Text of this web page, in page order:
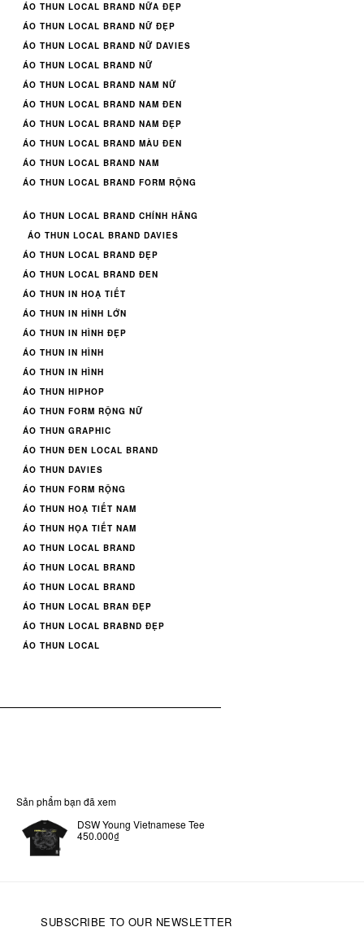
ÁO THUN LOCAL BRAND NỮA ĐẸP
ÁO THUN LOCAL BRAND NỮ ĐẸP
ÁO THUN LOCAL BRAND NỮ DAVIES
ÁO THUN LOCAL BRAND NỮ
ÁO THUN LOCAL BRAND NAM NỮ
ÁO THUN LOCAL BRAND NAM ĐEN
ÁO THUN LOCAL BRAND NAM ĐẸP
ÁO THUN LOCAL BRAND MÀU ĐEN
ÁO THUN LOCAL BRAND NAM
ÁO THUN LOCAL BRAND FORM RỘNG
ÁO THUN LOCAL BRAND CHÍNH HÃNG
ÁO THUN LOCAL BRAND DAVIES
ÁO THUN LOCAL BRAND ĐẸP
ÁO THUN LOCAL BRAND ĐEN
ÁO THUN IN HOẠ TIẾT
ÁO THUN IN HÌNH LỚN
ÁO THUN IN HÌNH ĐẸP
ÁO THUN IN HÌNH
ÁO THUN IN HÌNH
ÁO THUN HIPHOP
ÁO THUN FORM RỘNG NỮ
ÁO THUN GRAPHIC
ÁO THUN ĐEN LOCAL BRAND
ÁO THUN DAVIES
ÁO THUN FORM RỘNG
ÁO THUN HOẠ TIẾT NAM
ÁO THUN HỌA TIẾT NAM
AO THUN LOCAL BRAND
ÁO THUN LOCAL BRAND
ÁO THUN LOCAL BRAND
ÁO THUN LOCAL BRAN ĐẸP
ÁO THUN LOCAL BRABND ĐẸP
ÁO THUN LOCAL
Sản phẩm bạn đã xem
DSW Young Vietnamese Tee
450.000₫
SUBSCRIBE TO OUR NEWSLETTER